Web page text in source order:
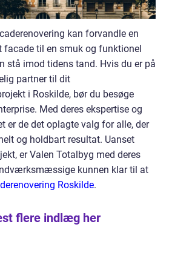
kan forvandle en
til en smuk og funktionel
stå imod tidens tand. Hvis du er på
partner til dit
i Roskilde, bør du besøge
Med deres ekspertise og
er de det oplagte valg for alle, der
og holdbart resultat. Uanset
er Valen Totalbyg med deres
kunnen klar til at
Roskilde.
flere indlæg her